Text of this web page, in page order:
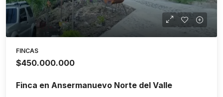
FINCAS
$450.000.000
Finca en Ansermanuevo Norte del Valle